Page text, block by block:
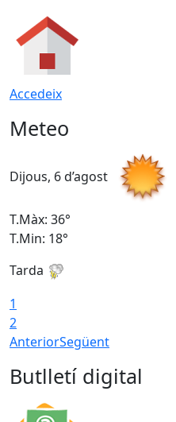
Accedeix
Meteo
Dijous, 6 d’agost
T.Màx: 36°
T.Min: 18°
Tarda
1
2
AnteriorSegüent
Butlletí digital